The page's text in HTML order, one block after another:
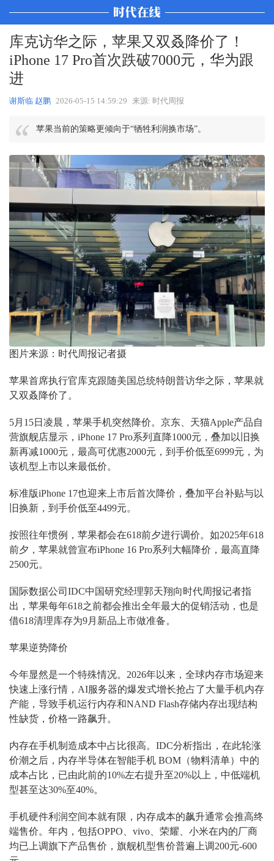
库克访华之际，苹果又双叒降价了！
iPhone 17 Pro首次跌破7000元，华为跟
进
谢斯临 赵鹏 2026-05-15 14:59:29 来源: 时代周报
苹果当前的策略更倾向于“牺牲利润换市场”。
图片来源：时代周报记者摄
苹果首席执行官库克跟随美国总统特朗普访华之际，苹果就
又双叒降价了。
5月15日凌晨，苹果手机突然降价。京东、天猫Apple产品自
营旗舰店显示，iPhone 17 Pro系列直降1000元，叠加以旧换
新再减1000元，最高可优惠2000元，到手价低至6999元，为
该机型上市以来最低价。
标准版iPhone 17也迎来上市后首次降价，叠加平台补贴与以
旧换新，到手价低至4499元。
按照往年惯例，苹果都会在618前夕进行调价。如2025年618
前夕，苹果就曾宣布iPhone 16 Pro系列‌大幅降价，最高直降
2500元。
国际数据公司IDC中国研究经理郭天翔向时代周报记者指
出，苹果每年618之前都会推出全年最大的促销活动，也是
借618清理库存为9月新品上市做准备。
苹果逆势降价
今年显然是一个特殊情况。2026年以来，全球内存市场迎来
快速上涨行情，AI服务器的爆发式增长抢占了大量手机内存
产能，导致手机运行内存和NAND Flash存储内存出现结构
性缺货，价格一路飙升。
内存在手机制造成本中占比很高。IDC分析指出，在此轮涨
价潮之后，内存半导体在智能手机 BOM（物料清单）中的
成本占比，已由此前的10%左右提升至20%以上，中低端机
型甚至达30%至40%。
手机硬件利润空间本就有限，内存成本的飙升通常会推高终
端售价。年内，包括OPPO、vivo、荣耀、小米在内的厂商
均已上调旗下产品售价，旗舰机型售价普遍上调200元-600